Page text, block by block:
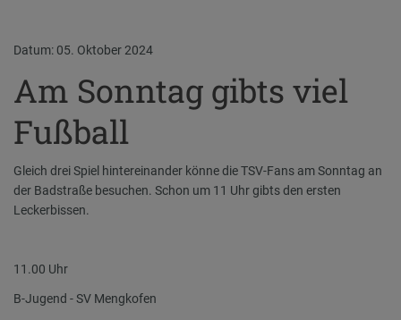
Datum: 05. Oktober 2024
Am Sonntag gibts viel
Fußball
Gleich drei Spiel hintereinander könne die TSV-Fans am Sonntag an
der Badstraße besuchen. Schon um 11 Uhr gibts den ersten
Leckerbissen.
11.00 Uhr
B-Jugend - SV Mengkofen